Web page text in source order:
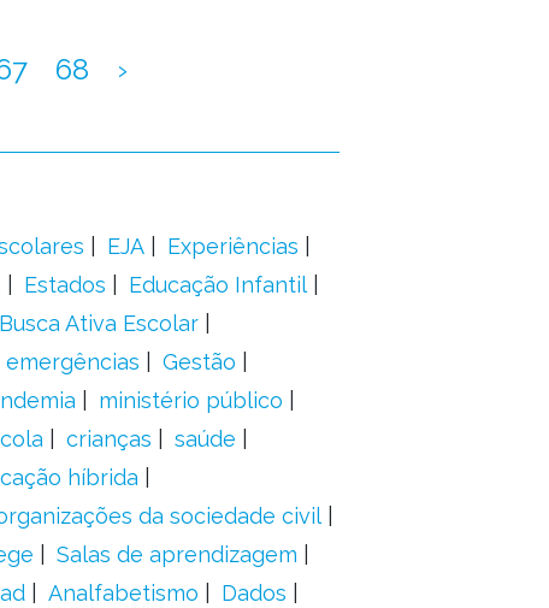
68 ›
EJA
Experiências
Estados
Educação Infantil
Ativa Escolar
emergências
Gestão
ministério público
crianças
saúde
híbrida
da sociedade civil
Salas de aprendizagem
Analfabetismo
Dados